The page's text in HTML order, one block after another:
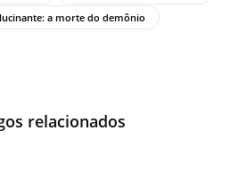
a morte do demônio
relacionados